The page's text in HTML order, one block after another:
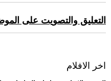
التعليق والتصويت على
اخر الافلام